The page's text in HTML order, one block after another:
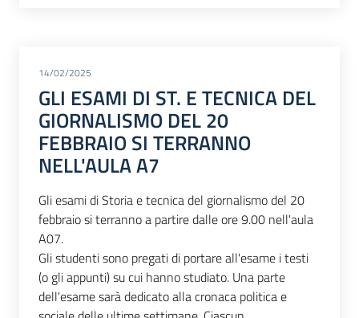
14/02/2025
GLI ESAMI DI ST. E TECNICA DEL
GIORNALISMO DEL 20
FEBBRAIO SI TERRANNO
NELL'AULA A7
Gli esami di Storia e tecnica del giornalismo del 20
febbraio si terranno a partire dalle ore 9.00 nell'aula
A07.
Gli studenti sono pregati di portare all'esame i testi
(o gli appunti) su cui hanno studiato. Una parte
dell'esame sarà dedicato alla cronaca politica e